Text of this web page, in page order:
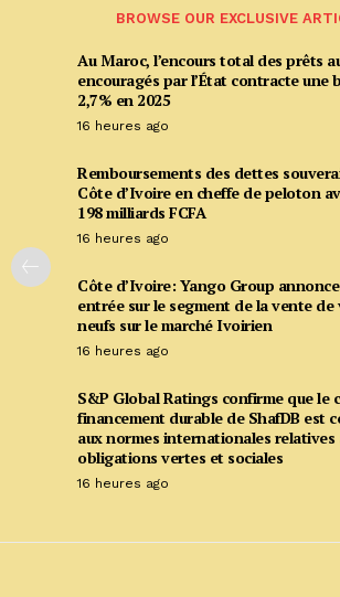
BROWSE OUR EXCLUSIVE
Au Maroc, l’encours total des prêts
encouragés par l’État contracte une
2,7% en 2025
16 heures ago
Remboursements des dettes
Côte d’Ivoire en cheffe de peloton
198 milliards FCFA
16 heures ago
Côte d’Ivoire: Yango Group
entrée sur le segment de la vente de
neufs sur le marché Ivoirien
16 heures ago
S&P Global Ratings confirme que le
financement durable de ShafDB est
aux normes internationales relatives
obligations vertes et sociales
16 heures ago